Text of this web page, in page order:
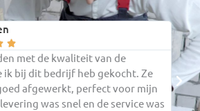

met de kwaliteit van de
ik bij dit bedrijf heb gekocht. Ze
afgewerkt, perfect voor mijn
was snel en de service was
De
in